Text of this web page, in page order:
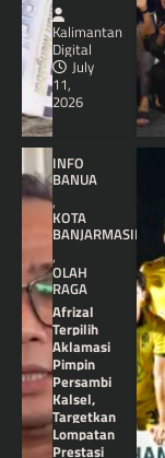
Kalimantan
Digital
July
11,
2026
INFO
BANUA
,
KOTA
BANJARMASIN
,
OLAH
RAGA
Afrizal
Terpilih
Aklamasi
Pimpin
Persambi
Kalsel,
Targetkan
Lompatan
Prestasi